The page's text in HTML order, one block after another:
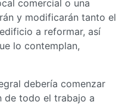
comercial o una
y modificarán tanto el
a reformar, así
lo contemplan,
debería comenzar
de todo el trabajo a